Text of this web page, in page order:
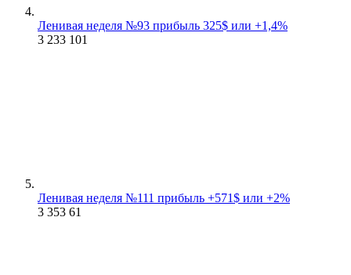
Ленивая неделя №93 прибыль 325$ или +1,4%
3 233 101
Ленивая неделя №111 прибыль +571$ или +2%
3 353 61